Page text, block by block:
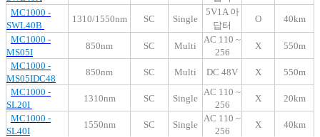
MC1000 -
SWL40B
1310/1550nm SC Single
5V1A 아
답터
O
40km
MC1000 -
MS05I
850nm SC Multi
AC 110 ~
256
X
550m
MC1000 -
MS05IDC48
850nm SC Multi DC 48V X
550m
MC1000 -
SL20I
1310nm SC Single
AC 110 ~
256
X
20km
MC1000 -
SL40I
1550nm SC Single
AC 110 ~
256
X
40km